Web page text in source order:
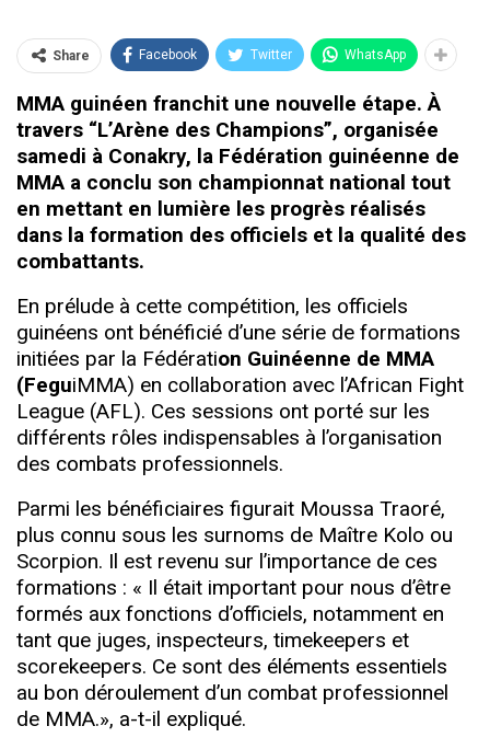
Share Facebook Twitter WhatsApp
MMA guinéen franchit une nouvelle étape. À
travers “L’Arène des Champions”, organisée
samedi à Conakry, la Fédération guinéenne de
MMA a conclu son championnat national tout
en mettant en lumière les progrès réalisés
dans la formation des officiels et la qualité des
combattants.
En prélude à cette compétition, les officiels
guinéens ont bénéficié d’une série de formations
initiées par la Fédération Guinéenne de MMA
(FeguiMMA) en collaboration avec l’African Fight
League (AFL). Ces sessions ont porté sur les
différents rôles indispensables à l’organisation
des combats professionnels.
Parmi les bénéficiaires figurait Moussa Traoré,
plus connu sous les surnoms de Maître Kolo ou
Scorpion. Il est revenu sur l’importance de ces
formations : « Il était important pour nous d’être
formés aux fonctions d’officiels, notamment en
tant que juges, inspecteurs, timekeepers et
scorekeepers. Ce sont des éléments essentiels
au bon déroulement d’un combat professionnel
de MMA.», a-t-il expliqué.